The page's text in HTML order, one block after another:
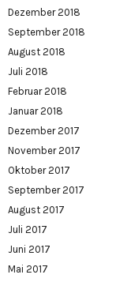
Dezember 2018
September 2018
August 2018
Juli 2018
Februar 2018
Januar 2018
Dezember 2017
November 2017
Oktober 2017
September 2017
August 2017
Juli 2017
Juni 2017
Mai 2017